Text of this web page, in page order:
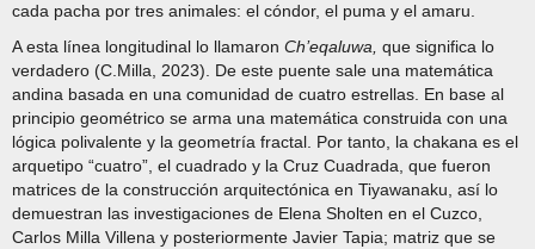
cada pacha por tres animales: el cóndor, el puma y el amaru.
A esta línea longitudinal lo llamaron Ch’eqaluwa, que significa lo
verdadero (C.Milla, 2023). De este puente sale una matemática
andina basada en una comunidad de cuatro estrellas. En base al
principio geométrico se arma una matemática construida con una
lógica polivalente y la geometría fractal. Por tanto, la chakana es el
arquetipo “cuatro”, el cuadrado y la Cruz Cuadrada, que fueron
matrices de la construcción arquitectónica en Tiyawanaku, así lo
demuestran las investigaciones de Elena Sholten en el Cuzco,
Carlos Milla Villena y posteriormente Javier Tapia; matriz que se